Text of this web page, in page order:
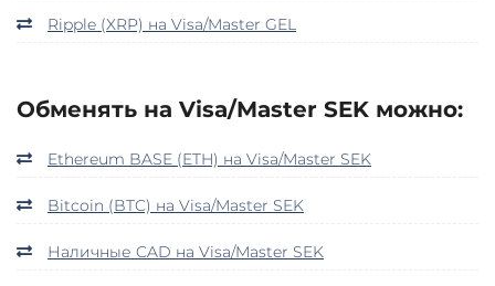
Ripple (XRP) на Visa/Master GEL
Обменять на Visa/Master SEK можно:
Ethereum BASE (ETH) на Visa/Master SEK
Bitcoin (BTC) на Visa/Master SEK
Наличные CAD на Visa/Master SEK